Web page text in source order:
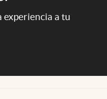
experiencia a tu